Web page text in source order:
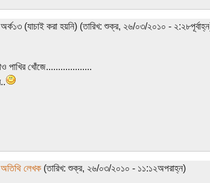
(যাচাই করা হয়নি) (তারিখ: শুক্র, ২৬/০৩/২০১০ -
পাখির খোঁজে...................
অতিথি লেখক(তারিখ: শুক্র, ২৬/০৩/২০১০ - ১১:১২অপরাহ্ন)